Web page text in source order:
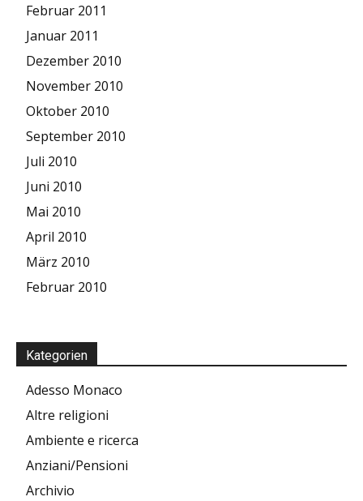
Februar 2011
Januar 2011
Dezember 2010
November 2010
Oktober 2010
September 2010
Juli 2010
Juni 2010
Mai 2010
April 2010
März 2010
Februar 2010
Kategorien
Adesso Monaco
Altre religioni
Ambiente e ricerca
Anziani/Pensioni
Archivio